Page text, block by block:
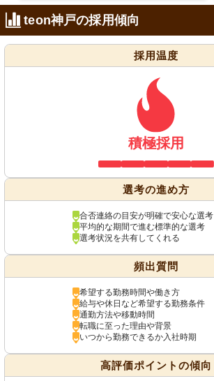
teon神戸の採用傾向
採用温度
積極採用
選考の進め方
合否連絡の目安が明確で安心な選考
平均的な期間で進む標準的な選考
選考状況を共有してくれる
頻出質問
希望する勤務時間や働き方
給与や休日など希望する勤務条件
通勤方法や移動時間
転職に至った理由や背景
いつから勤務できるか入社時期
高評価ポイントの傾向